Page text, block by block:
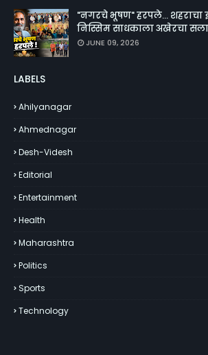
"नगरचे भूषण" हरपले... शहराचा
निस्सिम साधकाला अखेरचा
JUNE 09, 2026
LABELS
Ahilyanagar
Ahmednagar
Desh-Videsh
Editorial
Entertainment
Health
Maharashtra
Politics
Sports
Technology